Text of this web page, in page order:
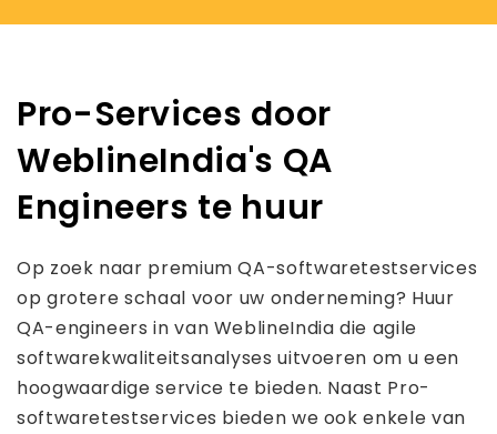
Pro-Services door
WeblineIndia's QA
Engineers te huur
Op zoek naar premium QA-softwaretestservices
op grotere schaal voor uw onderneming? Huur
QA-engineers in van WeblineIndia die agile
softwarekwaliteitsanalyses uitvoeren om u een
hoogwaardige service te bieden. Naast Pro-
softwaretestservices bieden we ook enkele van